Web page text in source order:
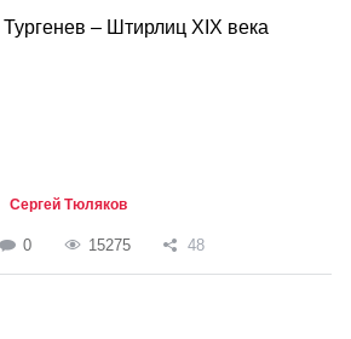
Тургенев – Штирлиц XIX века
Сергей Тюляков
0 15275 48